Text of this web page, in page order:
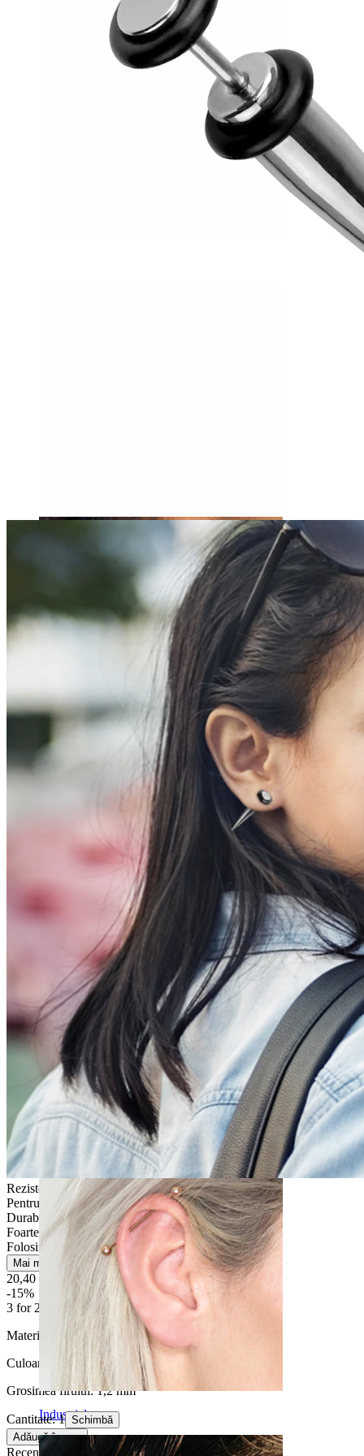
Daith
Industrial
Rezistentă la apă
Pentru majoritatea tipurilor de piele
Durabilă
Foarte ușor
Folosire ocazională
Mai multe
20,40 Lei
24,00 Lei
-15%
3 for 2
Material:
Oțel chirurgical
Culoare:
Argintiu
Grosimea firului:1,2 mm
Cantitate: 1 Schimbă
Adăugă în coș
Recenzii produs